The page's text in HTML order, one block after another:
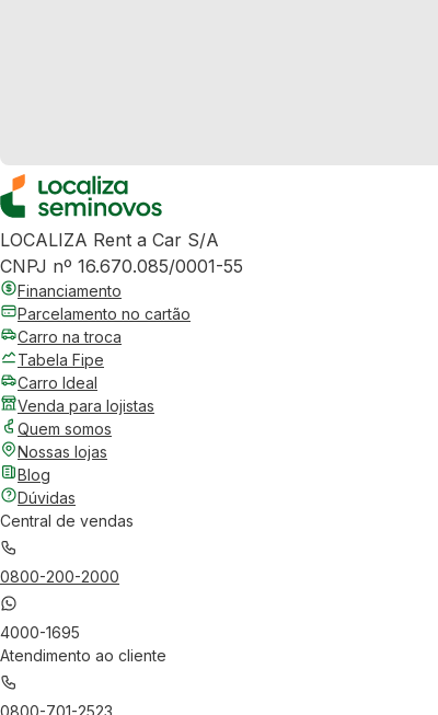
LOCALIZA Rent a Car S/A
CNPJ nº 16.670.085/0001-55
Financiamento
Parcelamento no cartão
Carro na troca
Tabela Fipe
Carro Ideal
Venda para lojistas
Quem somos
Nossas lojas
Blog
Dúvidas
Central de vendas
0800-200-2000
4000-1695
Atendimento ao cliente
0800-701-2523